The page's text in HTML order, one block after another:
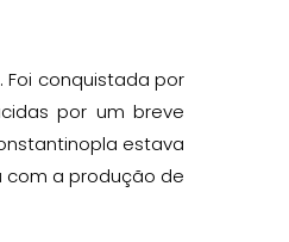
Foi conquistada por
por um breve
estava
com a produção de